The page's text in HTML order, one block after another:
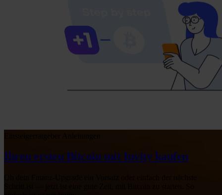
Ihren ersten Bitcoin mit Invity kaufen